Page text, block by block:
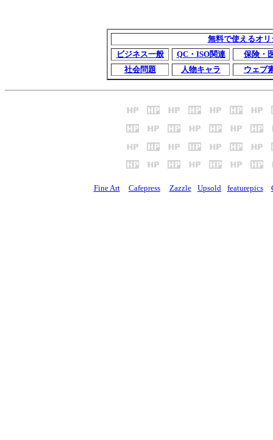
無料で使えるオ
ビジネス一般
QC・ISO関連
保険・
社会問題
人物キャラ ウェブ
Fine Art Cafepress Zazzle Upsold featurepics